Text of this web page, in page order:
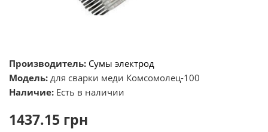
Производитель: Сумы электрод
Модель: для сварки меди Комсомолец-100
Наличие: Есть в наличии
1437.15 грн